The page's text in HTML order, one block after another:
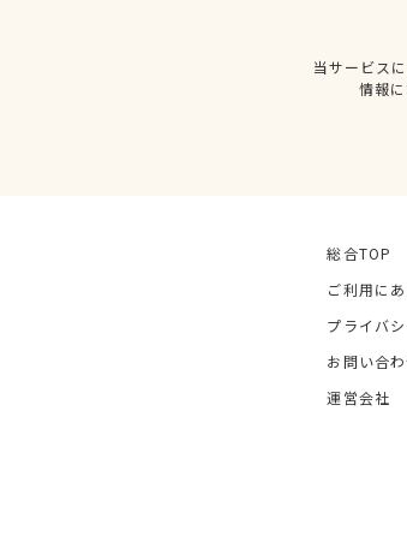
当サービス
情報
総合TOP
ご利用に
プライバ
お問い合
運営会社